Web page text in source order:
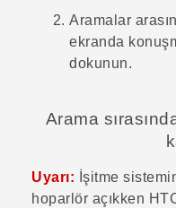
Aramalar
ekranda
dokunun.
Arama
Uyarı: İşitme
hoparlör açıkken